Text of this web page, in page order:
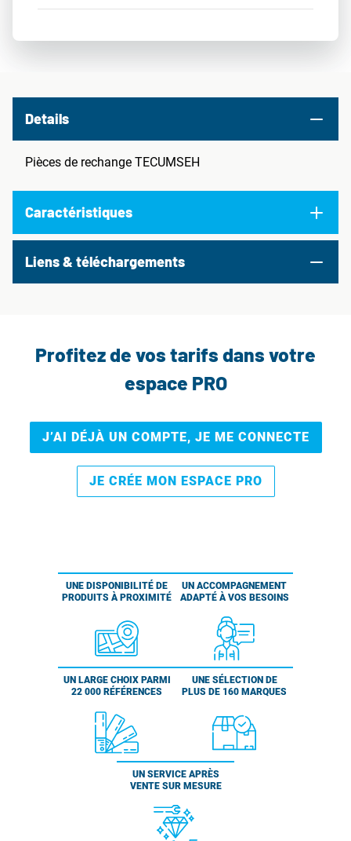
Details
Pièces de rechange TECUMSEH
Caractéristiques
Liens & téléchargements
Profitez de vos tarifs dans votre
espace PRO
J’AI DÉJÀ UN COMPTE, JE ME CONNECTE
JE CRÉE MON ESPACE PRO
UNE DISPONIBILITÉ DE
PRODUITS À PROXIMITÉ
UN ACCOMPAGNEMENT
ADAPTÉ À VOS BESOINS
UN LARGE CHOIX PARMI
22 000 RÉFÉRENCES
UNE SÉLECTION DE
PLUS DE 160 MARQUES
UN SERVICE APRÈS
VENTE SUR MESURE